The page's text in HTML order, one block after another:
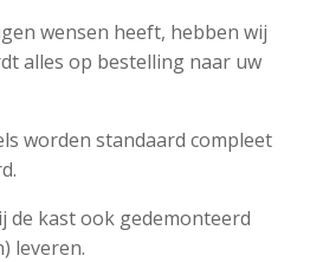
wensen heeft, hebben wij
alles op bestelling naar uw
worden standaard compleet
de kast ook gedemonteerd
leveren.